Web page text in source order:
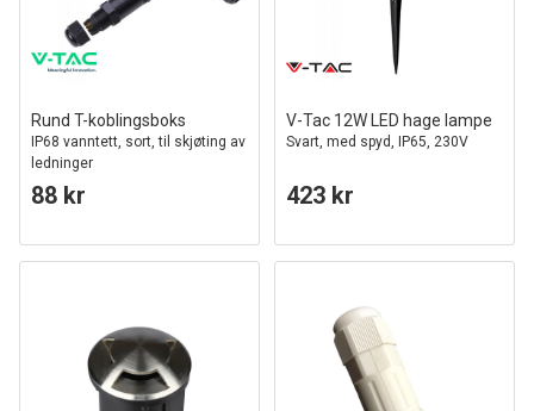
Rund T-koblingsboks
IP68 vanntett, sort, til skjøting av
ledninger
88 kr
V-Tac 12W LED hage lampe
Svart, med spyd, IP65, 230V
423 kr